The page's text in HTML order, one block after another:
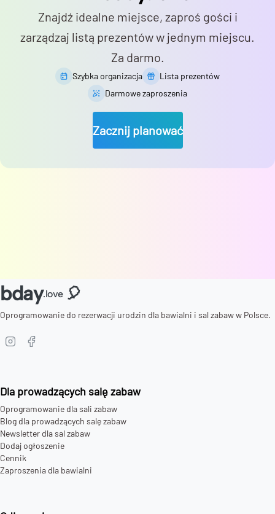
Znajdź idealne miejsce, zaproś gości i
zarządzaj listą prezentów w jednym miejscu.
Za darmo.
Szybka organizacja
Lista prezentów
Darmowe zaproszenia
Zacznij planować
bday.love 🎈
Oprogramowanie do rezerwacji urodzin dla bawialni i sal zabaw w Polsce.
Dla prowadzących salę zabaw
Oprogramowanie dla sali zabaw
Blog dla prowadzących salę zabaw
Newsletter dla sal zabaw
Dodaj ogłoszenie
Cennik
Zaproszenia dla bawialni